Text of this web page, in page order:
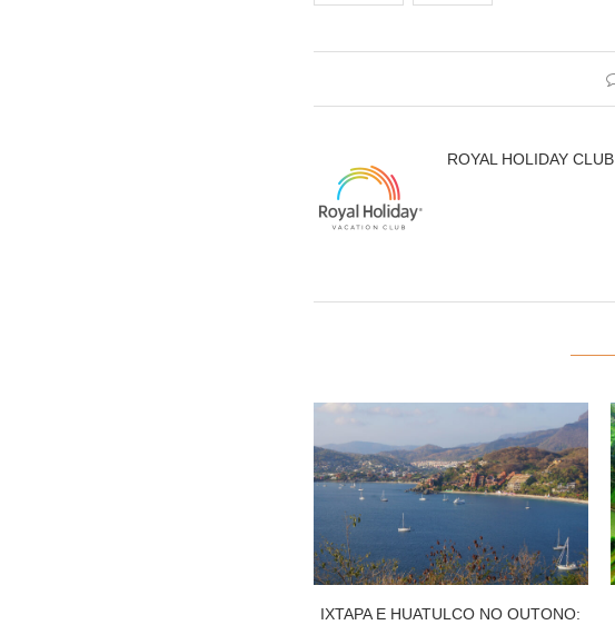
ROYAL HOLIDAY CLUB
IXTAPA E HUATULCO NO OUTONO: